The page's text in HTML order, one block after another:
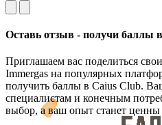
Оставь отзыв - получи баллы
Приглашаем вас поделиться
Immergas на популярных
получить баллы в Caius Club.
специалистам и конечным
выбор, а ваш опыт станет ценны